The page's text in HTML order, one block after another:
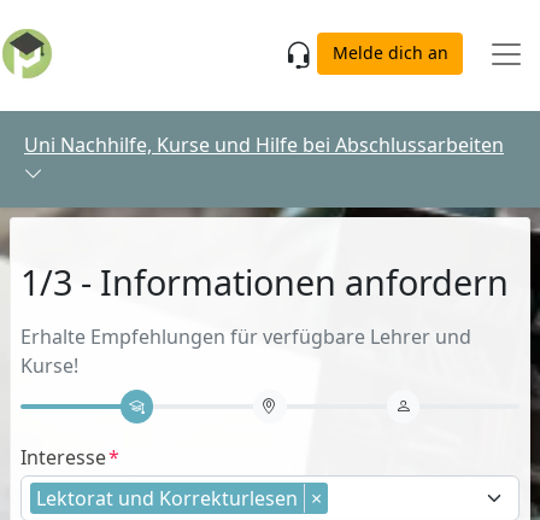
Melde dich an
Uni Nachhilfe, Kurse und Hilfe bei Abschlussarbeiten
1/3 - Informationen anfordern
Erhalte Empfehlungen für verfügbare Lehrer und
Kurse!
Interesse
Lektorat und Korrekturlesen ×